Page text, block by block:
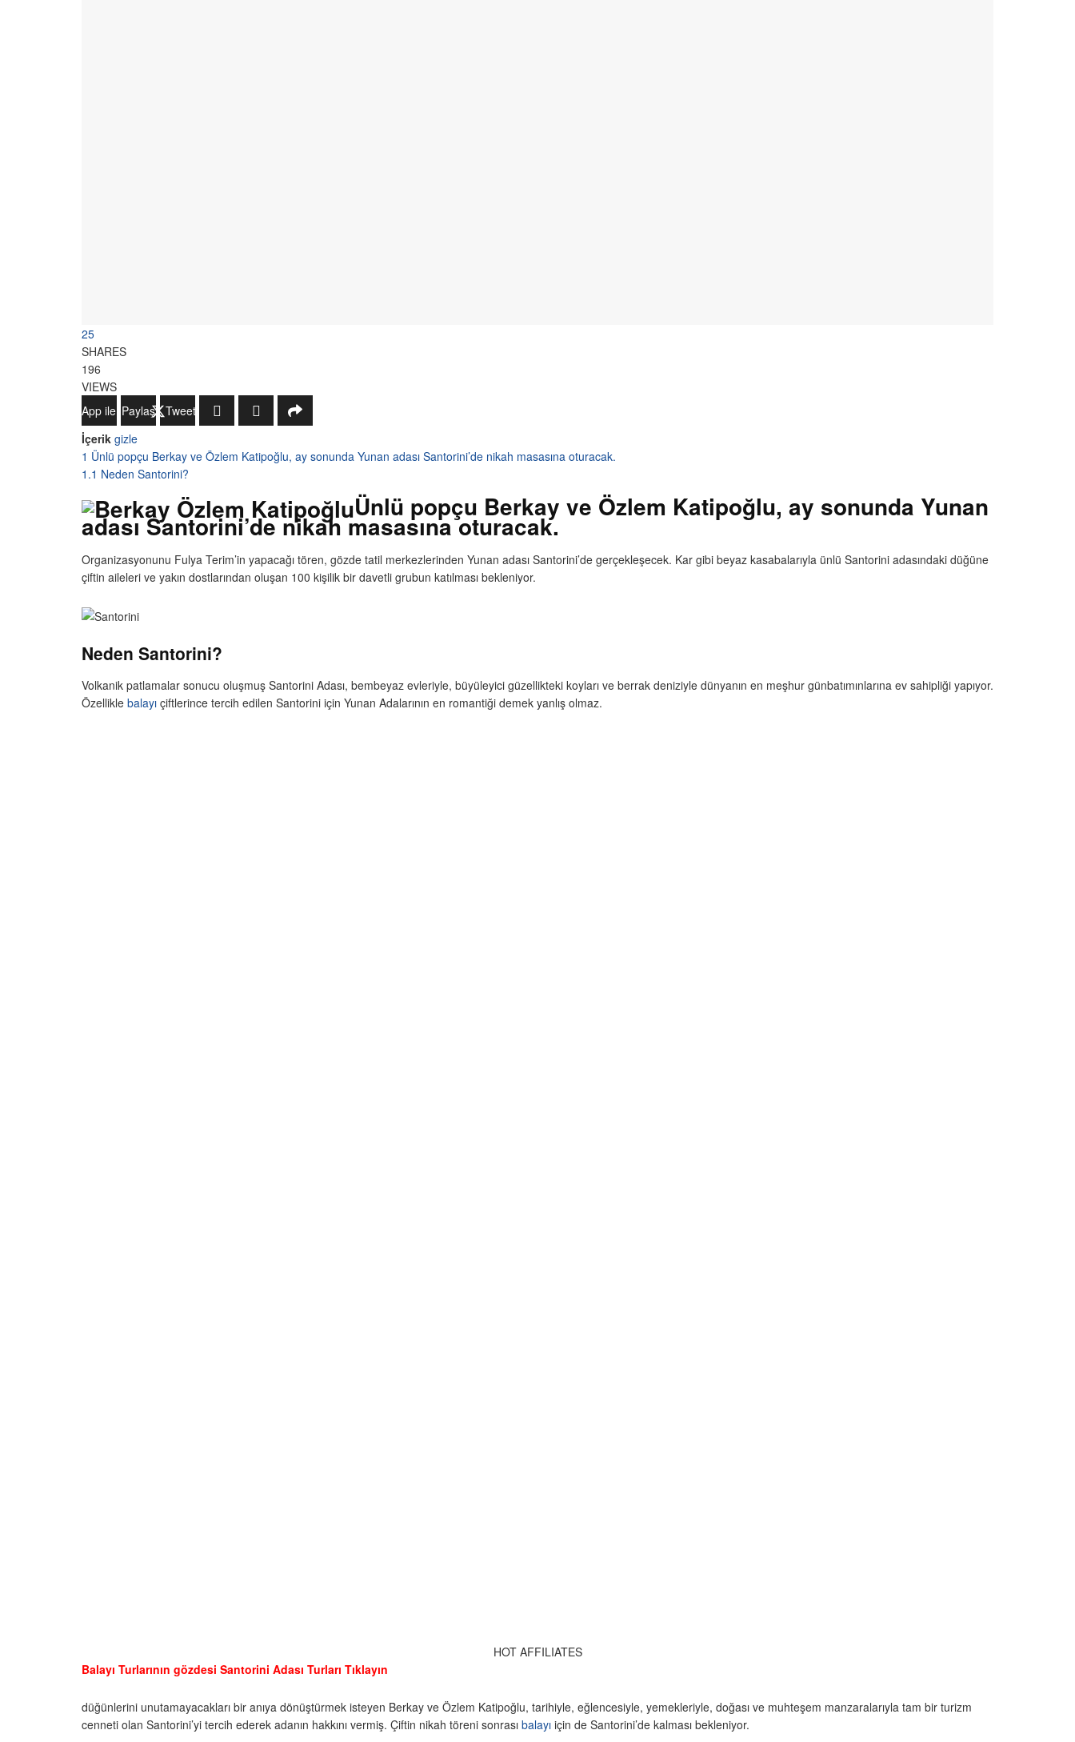
25
SHARES
196
VIEWS
WhatsApp ile Gönder
Paylaş
Tweetle
İçerik gizle
1 Ünlü popçu Berkay ve Özlem Katipoğlu, ay sonunda Yunan adası Santorini’de nikah masasına oturacak.
1.1 Neden Santorini?
Ünlü popçu Berkay ve Özlem Katipoğlu, ay sonunda Yunan
adası Santorini’de nikah masasına oturacak.
Organizasyonunu Fulya Terim’in yapacağı tören, gözde tatil merkezlerinden Yunan adası Santorini’de gerçekleşecek. Kar gibi beyaz kasabalarıyla ünlü Santorini adasındaki düğüne
çiftin aileleri ve yakın dostlarından oluşan 100 kişilik bir davetli grubun katılması bekleniyor.
Neden Santorini?
Volkanik patlamalar sonucu oluşmuş Santorini Adası, bembeyaz evleriyle, büyüleyici güzellikteki koyları ve berrak deniziyle dünyanın en meşhur günbatımınlarına ev sahipliği yapıyor.
Özellikle balayı çiftlerince tercih edilen Santorini için Yunan Adalarının en romantiği demek yanlış olmaz.
HOT AFFILIATES
Balayı Turlarının gözdesi Santorini Adası Turları Tıklayın
düğünlerini unutamayacakları bir anıya dönüştürmek isteyen Berkay ve Özlem Katipoğlu, tarihiyle, eğlencesiyle, yemekleriyle, doğası ve muhteşem manzaralarıyla tam bir turizm
cenneti olan Santorini’yi tercih ederek adanın hakkını vermiş. Çiftin nikah töreni sonrası balayı için de Santorini’de kalması bekleniyor.